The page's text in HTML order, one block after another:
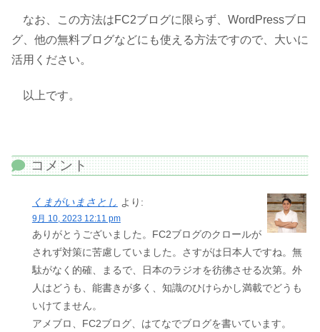
なお、この方法はFC2ブログに限らず、WordPressブロ
グ、他の無料ブログなどにも使える方法ですので、大いに
活用ください。
以上です。
コメント
くまがいまさとし より:
9月 10, 2023 12:11 pm
ありがとうございました。FC2ブログのクロールが
されず対策に苦慮していました。さすがは日本人ですね。無
駄がなく的確、まるで、日本のラジオを彷彿させる次第。外
人はどうも、能書きが多く、知識のひけらかし満載でどうも
いけてません。
アメブロ、FC2ブログ、はてなでブログを書いています。